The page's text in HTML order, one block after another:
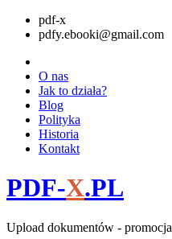
pdf-x
pdfy.ebooki@gmail.com
O nas
Jak to działa?
Blog
Polityka
Historia
Kontakt
PDF-X.PL
Upload dokumentów -